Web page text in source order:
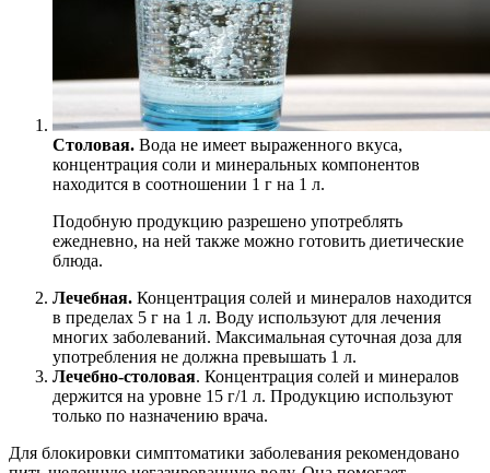
Столовая. Вода не имеет выраженного вкуса,
концентрация соли и минеральных компонентов
находится в соотношении 1 г на 1 л.
Подобную продукцию разрешено употреблять
ежедневно, на ней также можно готовить диетические
блюда.
Лечебная. Концентрация солей и минералов находится
в пределах 5 г на 1 л. Воду используют для лечения
многих заболеваний. Максимальная суточная доза для
употребления не должна превышать 1 л.
Лечебно-столовая. Концентрация солей и минералов
держится на уровне 15 г/1 л. Продукцию используют
только по назначению врача.
Для блокировки симптоматики заболевания рекомендовано